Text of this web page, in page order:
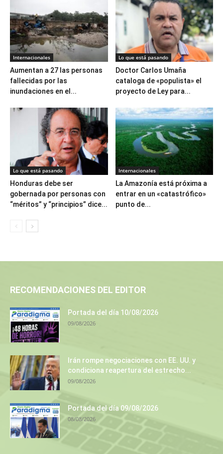
Internacionales
Aumentan a 27 las personas
fallecidas por las
inundaciones en el...
Lo que está pasando
Doctor Carlos Umaña
cataloga de «populista» el
proyecto de Ley para...
Lo que está pasando
Honduras debe ser
gobernada por personas con
“méritos” y “principios” dice...
Internacionales
La Amazonía está próxima a
entrar en un «catastrófico»
punto de...
RECOMENDACIONES DEL EDITOR
Portada del día 10/08/2026
09/08/2026
Irán rompe negociaciones con EE. UU. y
condiciona reapertura del estrecho...
09/08/2026
Portada del día 09/08/2026
08/08/2026